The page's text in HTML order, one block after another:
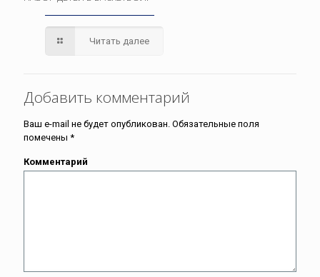
Читать далее
Добавить комментарий
Ваш e-mail не будет опубликован. Обязательные поля
помечены *
Комментарий